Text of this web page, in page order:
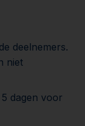
deelnemers.
niet
dagen voor